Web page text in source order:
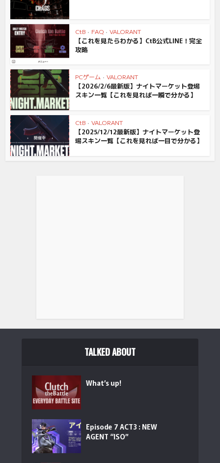
CtB • FAQ • VALORANT
【これを見たらわかる】CtB公式LINE！完全
攻略
PCゲーム • VALORANT
【2026/2/6最新版】ナイトマーケット登場
スキン一覧【これを見れば一瞬で分かる】
CtB • VALORANT
【2025/12/12最新版】ナイトマーケット登
場スキン一覧【これを見れば一目で分かる】
iClever ゲーミングキーボード テンキーレス 赤軸 メカニカル
キーボード...
(542264
TALKED ABOUT
What’s up!
Episode 7 ACT3 : NEW
AGENT “ISO”